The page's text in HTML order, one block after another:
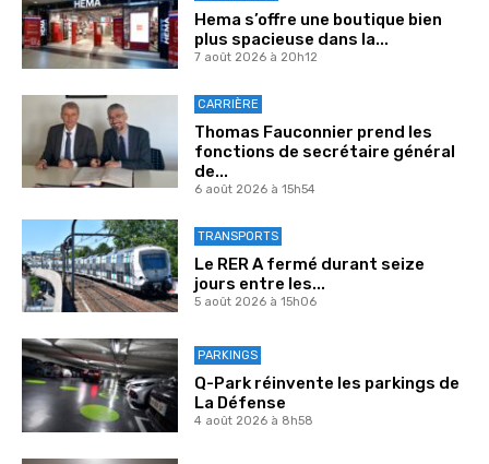
Hema s’offre une boutique bien
plus spacieuse dans la...
7 août 2026 à 20h12
CARRIÈRE
Thomas Fauconnier prend les
fonctions de secrétaire général
de...
6 août 2026 à 15h54
TRANSPORTS
Le RER A fermé durant seize
jours entre les...
5 août 2026 à 15h06
PARKINGS
Q-Park réinvente les parkings de
La Défense
4 août 2026 à 8h58